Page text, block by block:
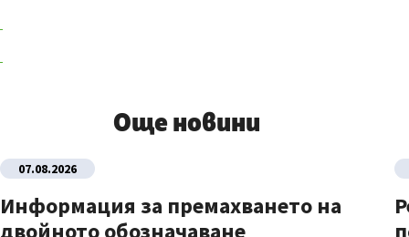
Още новини
07.08.2026
Информация за премахването на
двойното обозначаване